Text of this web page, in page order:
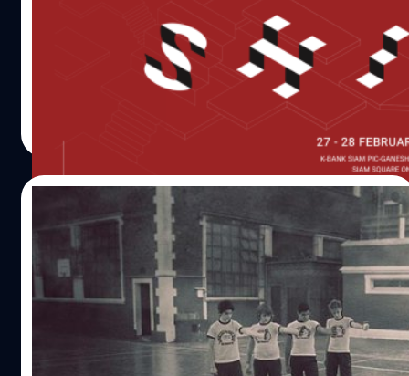
Wisesight ใช้ A.I. ช่วยในการคำนวณผลลัพธ์ในการทำ
กิจกรรมทางการตลาดบนโซเชียลของแบรนด์ โดยใช้ Model
ในการทำ Text Classification โดยทาง Wisesight มีทีมงาน
พัฒนาขึ้นมาเอง เพื่อแยกแยะข้อความต่างๆ ออกมาแล้ว
ทำการให้คะแนนในแต่ละแบรนด์ เพื่อให้ได้ผลลัพธ์ที่แม่นยำ
เราได้ตั้งต้นโดยใช้มนุษย์ในการทำ Data Labeling ก่อน โดย
กำหนดลักษณะคำและรูปประโยคต่างๆ แยกตามอุตสาหกรรม
จากนั้นจึงทำ Text Classification ซึ่งก็คือการสอนให้เครื่อง
คอมพิวเตอร์หรือ Machine สามารถเรียนรู้และแยกประเภท
ของข้อความออกเป็นหมวดหมู่ได้ ดังต่อไปนี้ Sentiment เพื่อ
แยกแยะว่าประโยคไหนเป็นความเห็นเชิงบวกหรือเป็นเชิงลบ
Tag Friends เพื่อดูว่าประโยคนั้น ๆ มีการ Tag Friend ให้เข้ามา
ชมคอนเทนต์หรือไม่ Intentions เพื่อดูว่าประโยคนั้นเป็น
ประโยคแสดงความสนใจในตัวแบรนด์หรือสินค้าหรือไม่
Spam Detection เพื่อคัดกรองข้อความประเภทขายของ ฝาก
ร้าน ออกจากข้อความทั้งหมด เมื่อระบบทำการอ่านข้อความ
หารูปแบบของคำหรือรูปแบบของประโยค และทำนายว่าเป็น
ตั้งสติ ก่อนโซเชียล…เพราะแค่ “ภาพ 1 ภาพ”
อาจ “ฆ่า” คนได้!!
แคมเปญดีสะท้อนสังคมจาก "UNICEF ชิลี" ทำให้เรารู้สึก
สะดุดกับการใช้ชีวิตในโลกยุคดิจิตอลในปัจจุบันนี้ ที่ไม่ว่าจะ
ทำอะไรๆ ก็จะนึกถึงโลกโซเชียลก่อนเสมอ แคมเปญ “One
Shot” โดย “UNICEF ชิลี" ได้มีการนำเสนอเรื่องราวที่เกิดขึ้น